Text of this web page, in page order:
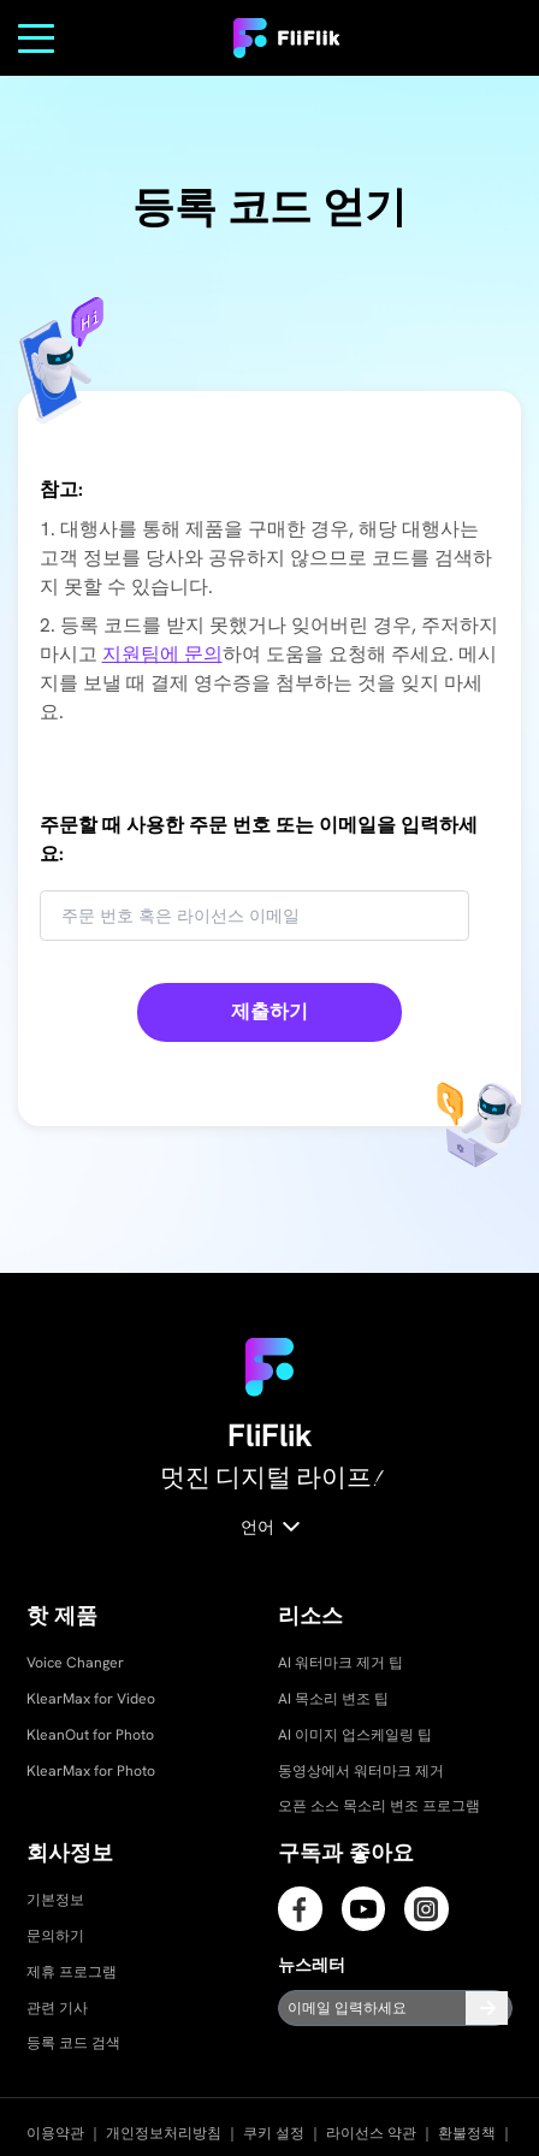
등록 코드 얻기
참고:
1. 대행사를 통해 제품을 구매한 경우, 해당 대행사는
고객 정보를 당사와 공유하지 않으므로 코드를 검색하
지 못할 수 있습니다.
2. 등록 코드를 받지 못했거나 잊어버린 경우, 주저하지
마시고 지원팀에 문의하여 도움을 요청해 주세요. 메시
지를 보낼 때 결제 영수증을 첨부하는 것을 잊지 마세
요.
주문할 때 사용한 주문 번호 또는 이메일을 입력하세
요:
제출하기
FliFlik
멋진 디지털 라이프!
언어
핫 제품
Voice Changer
KlearMax for Video
KleanOut for Photo
KlearMax for Photo
리소스
AI 워터마크 제거 팁
AI 목소리 변조 팁
AI 이미지 업스케일링 팁
동영상에서 워터마크 제거
오픈 소스 목소리 변조 프로그램
회사정보
기본정보
문의하기
제휴 프로그램
관련 기사
등록 코드 검색
구독과 좋아요
뉴스레터
이용약관 ｜ 개인정보처리방침 ｜ 쿠키 설정 ｜ 라이선스 약관 ｜ 환불정책 ｜